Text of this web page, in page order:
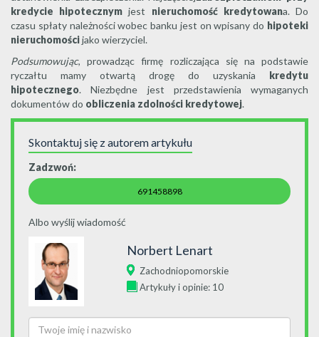
kredycie hipotecznym jest nieruchomość kredytowana. Do
czasu spłaty należności wobec banku jest on wpisany do hipoteki
nieruchomościjako wierzyciel.
Podsumowując, prowadząc firmę rozliczająca się na podstawie
ryczałtu mamy otwartą drogę do uzyskania kredytu
hipotecznego. Niezbędne jest przedstawienia wymaganych
dokumentów do obliczenia zdolności kredytowej.
Skontaktuj się z autorem artykułu
Zadzwoń:
691458898
Albo wyślij wiadomość
Norbert Lenart
Zachodniopomorskie
Artykuły i opinie: 10